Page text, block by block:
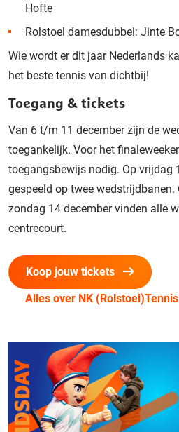
Hofte
Rolstoel damesdubbel: Jinte
Wie wordt er dit jaar Nederlands
het beste tennis van dichtbij!
Toegang & tickets
Van 6 t/m 11 december zijn de
toegankelijk. Voor het
toegangsbewijs nodig. Op vrijdag
gespeeld op twee wedstrijdbanen.
zondag 14 december vinden alle
centrecourt.
Koop jouw tickets
Alles over NK (Rolstoel)Tennis